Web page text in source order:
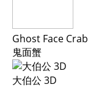
Ghost Face Crab
鬼面蟹
大伯公 3D